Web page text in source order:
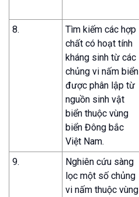
8.
Tìm kiếm các hợp
chất có hoạt tính
kháng sinh từ các
chủng vi nấm biển
được phân lập từ
nguồn sinh vật
biển thuộc vùng
biển Đông bắc
Việt Nam.
9.
Nghiên cứu sàng
lọc một số chủng
vi nấm thuộc vùng